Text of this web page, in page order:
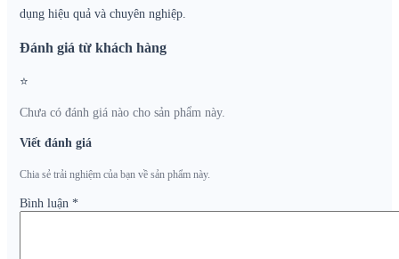
dụng hiệu quả và chuyên nghiệp.
Đánh giá từ khách hàng
⭐
Chưa có đánh giá nào cho sản phẩm này.
Viết đánh giá
Chia sẻ trải nghiệm của bạn về sản phẩm này.
Bình luận *